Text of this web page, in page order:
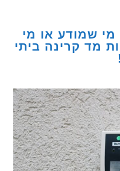
או מי
ביתי